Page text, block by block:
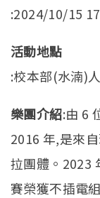
:2024/10/15
活動地點
:校本部(水湳)
樂團介紹:由 6
2016 年,是來
拉團體。2023
賽榮獲不插電